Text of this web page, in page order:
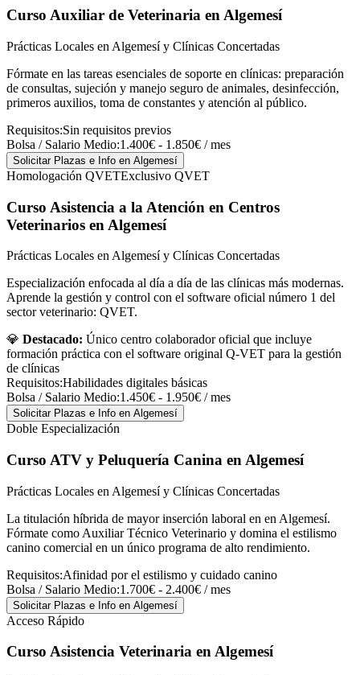
Curso Auxiliar de Veterinaria en Algemesí
Prácticas Locales en Algemesí y Clínicas Concertadas
Fórmate en las tareas esenciales de soporte en clínicas: preparación
de consultas, sujeción y manejo seguro de animales, desinfección,
primeros auxilios, toma de constantes y atención al público.
Requisitos:Sin requisitos previos
Bolsa / Salario Medio:1.400€ - 1.850€ / mes
Solicitar Plazas e Info en Algemesí
Homologación QVETExclusivo QVET
Curso Asistencia a la Atención en Centros
Veterinarios en Algemesí
Prácticas Locales en Algemesí y Clínicas Concertadas
Especialización enfocada al día a día de las clínicas más modernas.
Aprende la gestión y control con el software oficial número 1 del
sector veterinario: QVET.
💎 Destacado: Único centro colaborador oficial que incluye
formación práctica con el software original Q-VET para la gestión
de clínicas
Requisitos:Habilidades digitales básicas
Bolsa / Salario Medio:1.450€ - 1.950€ / mes
Solicitar Plazas e Info en Algemesí
Doble Especialización
Curso ATV y Peluquería Canina en Algemesí
Prácticas Locales en Algemesí y Clínicas Concertadas
La titulación híbrida de mayor inserción laboral en en Algemesí.
Fórmate como Auxiliar Técnico Veterinario y domina el estilismo
canino comercial en un único programa de alto rendimiento.
Requisitos:Afinidad por el estilismo y cuidado canino
Bolsa / Salario Medio:1.700€ - 2.400€ / mes
Solicitar Plazas e Info en Algemesí
Acceso Rápido
Curso Asistencia Veterinaria en Algemesí